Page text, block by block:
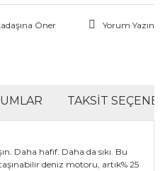
Öner Yorum Yazın
TAKSIT
Daha hafif. Daha da sıkı. Bu
deniz motoru, artık% 25